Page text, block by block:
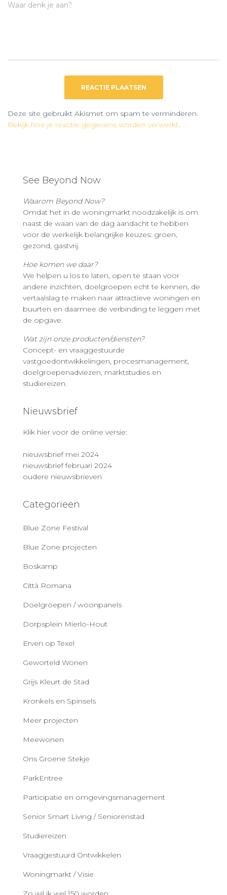
Waar denk je aan?
Deze site gebruikt Akismet om spam te verminderen.
Bekijk hoe je reactie gegevens worden verwerkt.
See Beyond Now
Waarom Beyond Now?
Omdat het in de woningmarkt noodzakelijk is om
naast de waan van de dag aandacht te hebben
voor de werkelijk belangrijke keuzes: groen,
gezond, gastvrij.
Hoe komen we daar?
We helpen u los te laten, open te staan voor
andere inzichten, doelgroepen echt te kennen, de
vertaalslag te maken naar attractieve woningen en
buurten en daarmee de verbinding te leggen met
de opgave.
Wat zijn onze producten/diensten?
Concept- en vraaggestuurde
vastgoedontwikkelingen, procesmanagement,
doelgroepenadviezen, marktstudies en
studiereizen.
Nieuwsbrief
Klik hier voor de online versie:
nieuwsbrief mei 2024
nieuwsbrief februari 2024
oudere nieuwsbrieven
Categorieën
Blue Zone Festival
Blue Zone projecten
Boskamp
Città Romana
Doelgroepen / woonpanels
Dorpsplein Mierlo-Hout
Erven op Texel
Geworteld Wonen
Grijs Kleurt de Stad
Kronkels en Spinsels
Meer projecten
Meewonen
Ons Groene Stekje
ParkEntree
Participatie en omgevingsmanagement
Senior Smart Living / Seniorenstad
Studiereizen
Vraaggestuurd Ontwikkelen
Woningmarkt / Visie